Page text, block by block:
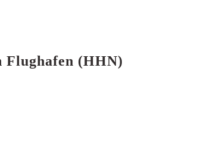
Flughafen (HHN)